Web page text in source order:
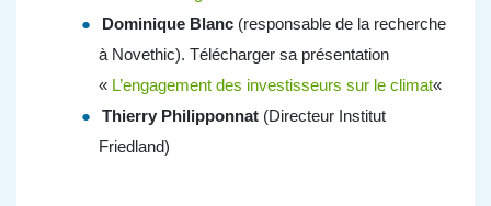
Dominique Blanc(responsable de la recherche
à Novethic). Télécharger sa présentation
« L’engagement des investisseurs sur le climat«
Thierry Philipponnat(Directeur Institut
Friedland)